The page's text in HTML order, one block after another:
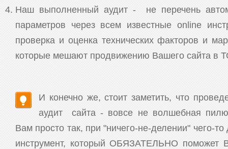
Наш выполненный аудит - не перечень
параметров через всем известные online
проверка и оценка технических факторов и
которые мешают продвижению Вашего сайта в
И конечно же, стоит заметить, что
аудит сайта - вовсе не волшебная
Вам просто так, при "ничего-не-делении" чего-
инструмент, который ОБЯЗАТЕЛЬНО поможет